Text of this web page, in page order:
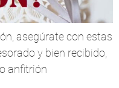
asegúrate con estas
y bien recibido,
anfitrión